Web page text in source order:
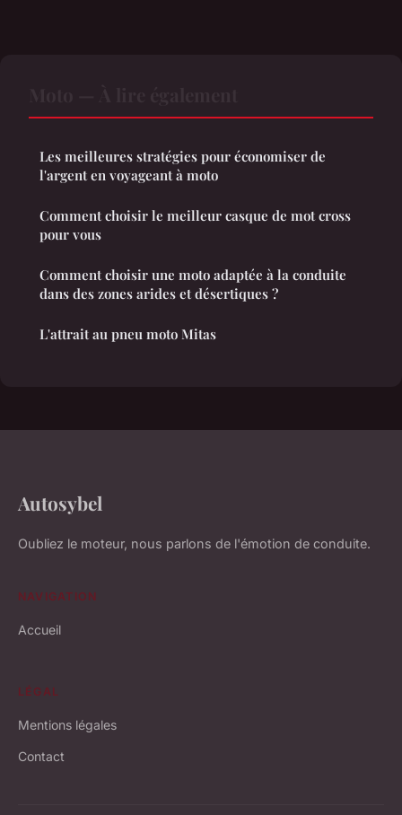
Les meilleures stratégies pour économiser de
l'argent en voyageant à moto
Comment choisir le meilleur casque de mot cross
pour vous
Comment choisir une moto adaptée à la conduite
dans des zones arides et désertiques ?
L'attrait au pneu moto Mitas
Autosybel
Oubliez le moteur, nous parlons de l'émotion de conduite.
NAVIGATION
Accueil
LÉGAL
Mentions légales
Contact